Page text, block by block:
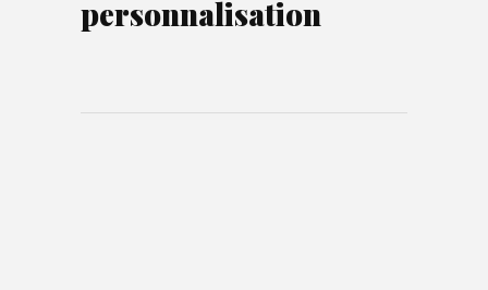
personnalisation